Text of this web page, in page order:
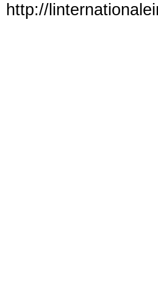
http://